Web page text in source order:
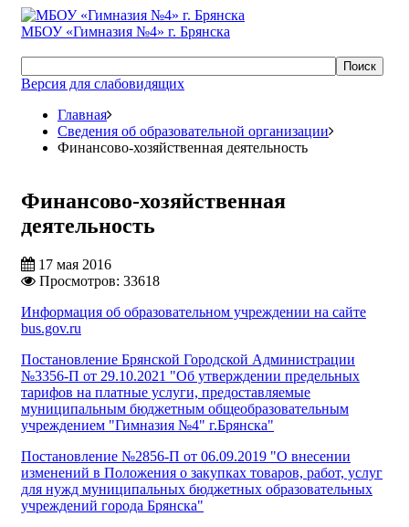
МБОУ «Гимназия №4» г. Брянска
Поиск
Версия для слабовидящих
Главная
Сведения об образовательной организации
Финансово-хозяйственная деятельность
Финансово-хозяйственная
деятельность
17 мая 2016
Просмотров: 33618
Информация об образовательном учреждении на сайте
bus.gov.ru
Постановление Брянской Городской Администрации
№3356-П от 29.10.2021 "Об утверждении предельных
тарифов на платные услуги, предоставляемые
муниципальным бюджетным общеобразовательным
учреждением "Гимназия №4" г.Брянска"
Постановление №2856-П от 06.09.2019 "О внесении
изменений в Положения о закупках товаров, работ, услуг
для нужд муниципальных бюджетных образовательных
учреждений города Брянска"